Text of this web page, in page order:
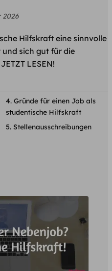
2026
Hilfskraft eine sinnvolle
sich gut für die
LESEN!
Gründe für einen Job als
studentische Hilfskraft
Stellenausschreibungen